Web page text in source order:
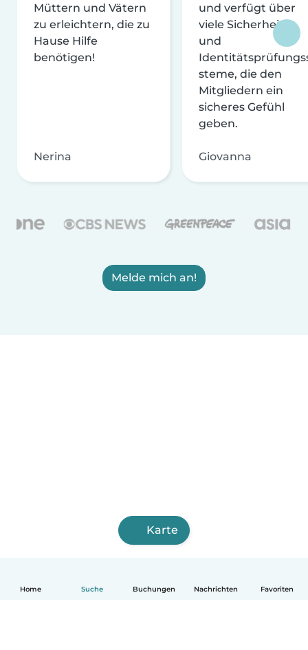
Home Suche Buchungen Nachrichten Favoriten
Müttern und Vätern
zu erleichtern, die zu
Hause Hilfe
benötigen!
Nerina
und verfügt über
viele Sicherheits-
und
steme, die den
Mitgliedern ein
sicheres Gefühl
geben.
Giovanna
Melde mich an!
Karte